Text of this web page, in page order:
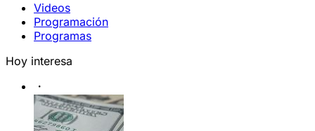
Videos
Programación
Programas
Hoy interesa